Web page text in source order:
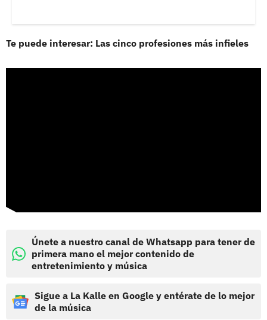
Te puede interesar: Las cinco profesiones más infieles
Únete a nuestro canal de Whatsapp para tener de
primera mano el mejor contenido de
entretenimiento y música
Sigue a La Kalle en Google y entérate de lo mejor
de la música